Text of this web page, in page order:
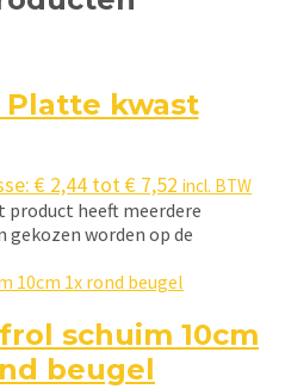
Platte kwast
€ 2,44 tot € 7,52 incl. BTW
product heeft meerdere
gekozen worden op de
schuim 10cm
beugel